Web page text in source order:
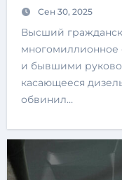
Сен 30, 2025
Высший гражданский суд Германии аннулировал
многомиллионное
и бывшими
касающееся
обвинил…